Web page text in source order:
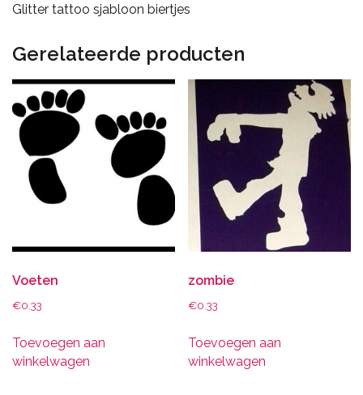
Glitter tattoo sjabloon biertjes
Gerelateerde producten
Voeten
€0.33
Toevoegen aan
winkelwagen
zombie
€0.33
Toevoegen aan
winkelwagen